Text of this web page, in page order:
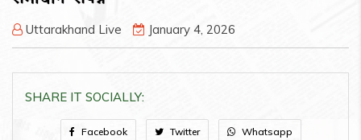
Uttarakhand Live January 4, 2026
SHARE IT SOCIALLY:
Facebook Twitter Whatsapp